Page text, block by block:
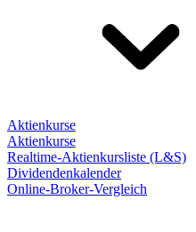
Aktienkurse
Aktienkurse
Realtime-Aktienkursliste (L&S)
Dividendenkalender
Online-Broker-Vergleich